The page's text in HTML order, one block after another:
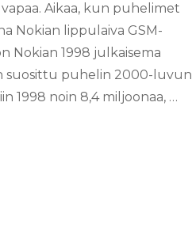
Aikaa, kun puhelimet
Nokian lippulaiva GSM-
Nokian 1998 julkaisema
suosittu puhelin 2000-luvun
1998 noin 8,4 miljoonaa, …